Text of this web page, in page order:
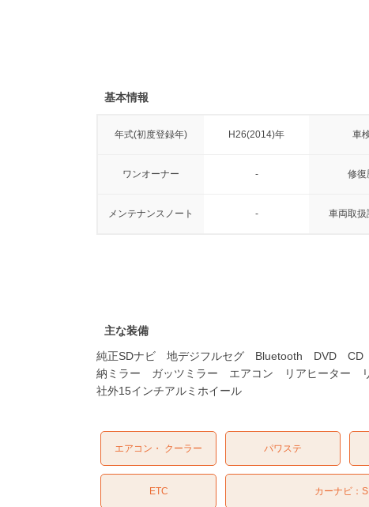
基本情報
年式(初度登録年) H26(2014)年 車
ワンオーナー - 修復
メンテナンスノート - 車両取扱
主な装備
純正SDナビ 地デジフルセグ Bluetooth DVD
納ミラー ガッツミラー エアコン リアヒーター
社外15インチアルミホイール
エアコン・ クーラー パワステ
ETC カーナビ：